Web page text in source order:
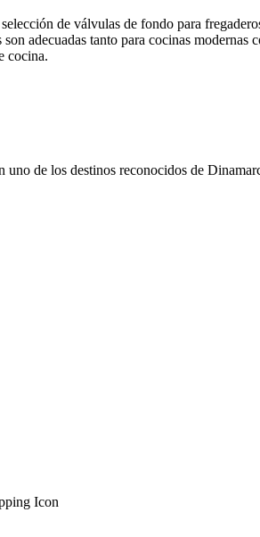
de válvulas de fondo para
adecuadas tanto para cocinas
cocina.
de los destinos reconocidos de